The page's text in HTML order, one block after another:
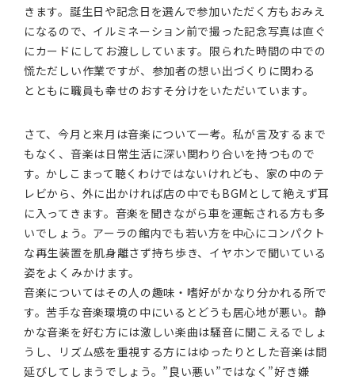
きます。誕生日や記念日を選んで参加いただく方もおみえ
になるので、イルミネーション前で撮った記念写真は直ぐ
にカードにしてお渡ししています。限られた時間の中での
慌ただしい作業ですが、参加者の想い出づくりに関わる
とともに職員も幸せのおすそ分けをいただいています。
さて、今月と来月は音楽について一考。私が言及するまで
もなく、音楽は日常生活に深い関わり合いを持つもので
す。かしこまって聴くわけではないけれども、家の中のテ
レビから、外に出かければ店の中でもBGMとして絶えず耳
に入ってきます。音楽を聞きながら車を運転される方も多
いでしょう。アーラの館内でも若い方を中心にコンパクト
な再生装置を肌身離さず持ち歩き、イヤホンで聞いている
姿をよくみかけます。
音楽についてはその人の趣味・嗜好がかなり分かれる所で
す。苦手な音楽環境の中にいるとどうも居心地が悪い。静
かな音楽を好む方には激しい楽曲は騒音に聞こえるでしょ
うし、リズム感を重視する方にはゆったりとした音楽は間
延びしてしまうでしょう。”良い悪い”ではなく”好き嫌